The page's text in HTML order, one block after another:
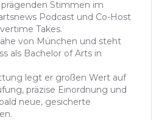
Stimmen im
Podcast und Co-Host
Takes.
von München und steht
als Bachelor of Arts in
legt er großen Wert auf
präzise Einordnung und
neue, gesicherte